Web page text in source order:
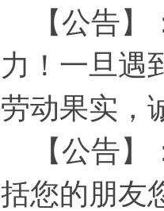
【公告】
力！一旦遇
劳动果实，
【公告】
括您的朋友